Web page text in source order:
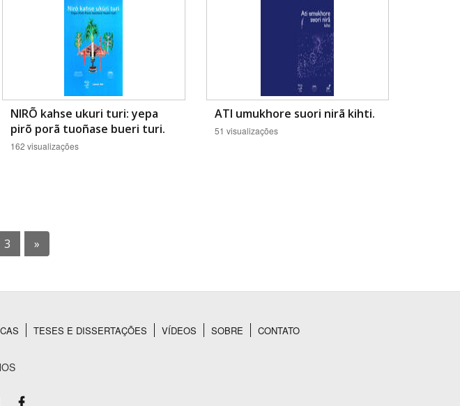
NIRÕ kahse ukuri turi: yepa
pirõ porã tuoñase bueri turi.
162 visualizações
ATI umukhore suori nirã kihti.
51 visualizações
3 »
TESES E DISSERTAÇÕES VÍDEOS SOBRE CONTATO